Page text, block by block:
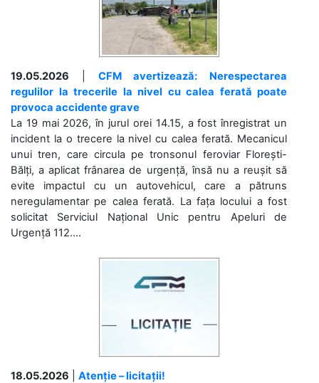
19.05.2026
CFM avertizează: Nerespectarea
regulilor la trecerile la nivel cu calea ferată poate
provoca accidente grave
La 19 mai 2026, în jurul orei 14.15, a fost înregistrat un
incident la o trecere la nivel cu calea ferată. Mecanicul
unui tren, care circula pe tronsonul feroviar Florești-
Bălți, a aplicat frânarea de urgență, însă nu a reușit să
evite impactul cu un autovehicul, care a pătruns
neregulamentar pe calea ferată. La fața locului a fost
solicitat Serviciul Național Unic pentru Apeluri de
Urgență 112....
18.05.2026
Atenție – licitații!